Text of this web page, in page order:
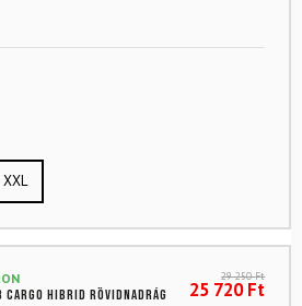
XXL
Cargo hibrid rövidnadrág
29 250Ft
25 720Ft